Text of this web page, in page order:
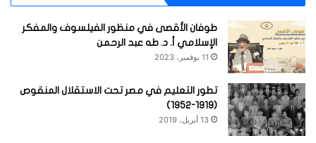
طوفان الأقصى في منظور الفيلسوف والمفكر
الإسلامي أ. د. طه عبد الرحمن
11 نوفمبر، 2023
تطور التعليم في مصر تحت الاستقلال المنقوص
(1919-1952)
13 أبريل، 2019